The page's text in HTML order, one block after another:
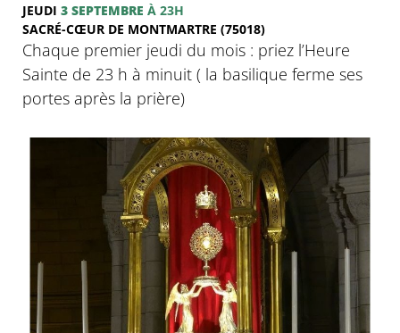
JEUDI 3 SEPTEMBRE À 23H
SACRÉ-CŒUR DE MONTMARTRE (75018)
Chaque premier jeudi du mois : priez l’Heure
Sainte de 23 h à minuit ( la basilique ferme ses
portes après la prière)